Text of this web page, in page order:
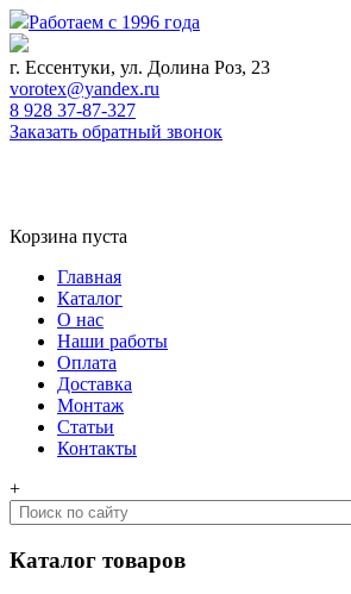
Работаем с 1996 года
г. Ессентуки, ул. Долина Роз, 23
vorotex@yandex.ru
8 928 37-87-327
Заказать обратный звонок
Корзина пуста
Главная
Каталог
О нас
Наши работы
Оплата
Доставка
Монтаж
Статьи
Контакты
+
Каталог товаров